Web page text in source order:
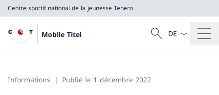
Centre sportif national de la jeunesse Tenero
Mobile Titel
Recherche
Recherche
La langue
Informations Publié le 1 décembre 2022